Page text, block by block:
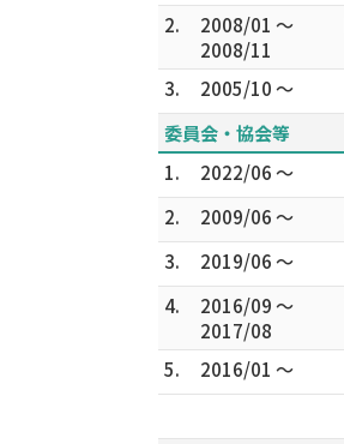
2.
2008/01 ～
2008/11
3. 2005/10 ～
委員会・協会等
1.
2022/06 ～
2.
2009/06 ～
3.
2019/06 ～
4.
2016/09 ～
2017/08
5. 2016/01 ～